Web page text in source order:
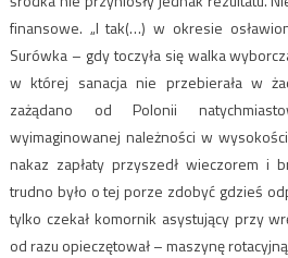
finansowe. „I tak(…) w okresie
Surówka – gdy toczyła się walka
w której sanacja nie przebierała w
zażądano od Polonii
wyimaginowanej należności w
nakaz zapłaty przyszedł wieczorem i
trudno było o tej porze zdobyć gdzieś
tylko czekał komornik asystujący przy
od razu opieczętował – maszynę